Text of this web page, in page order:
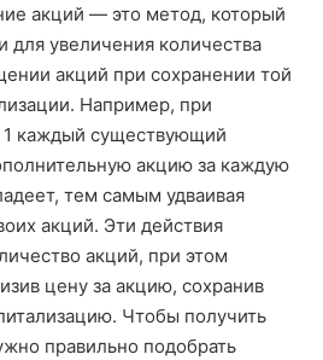
акций — это метод, который
для увеличения количества
акций при сохранении той
Например, при
1 каждый существующий
акцию за каждую
тем самым удваивая
акций. Эти действия
акций, при этом
цену за акцию, сохранив
Чтобы получить
правильно подобрать